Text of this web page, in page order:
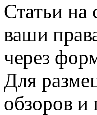
Статьи на
ваши
через
Для
обзоров и